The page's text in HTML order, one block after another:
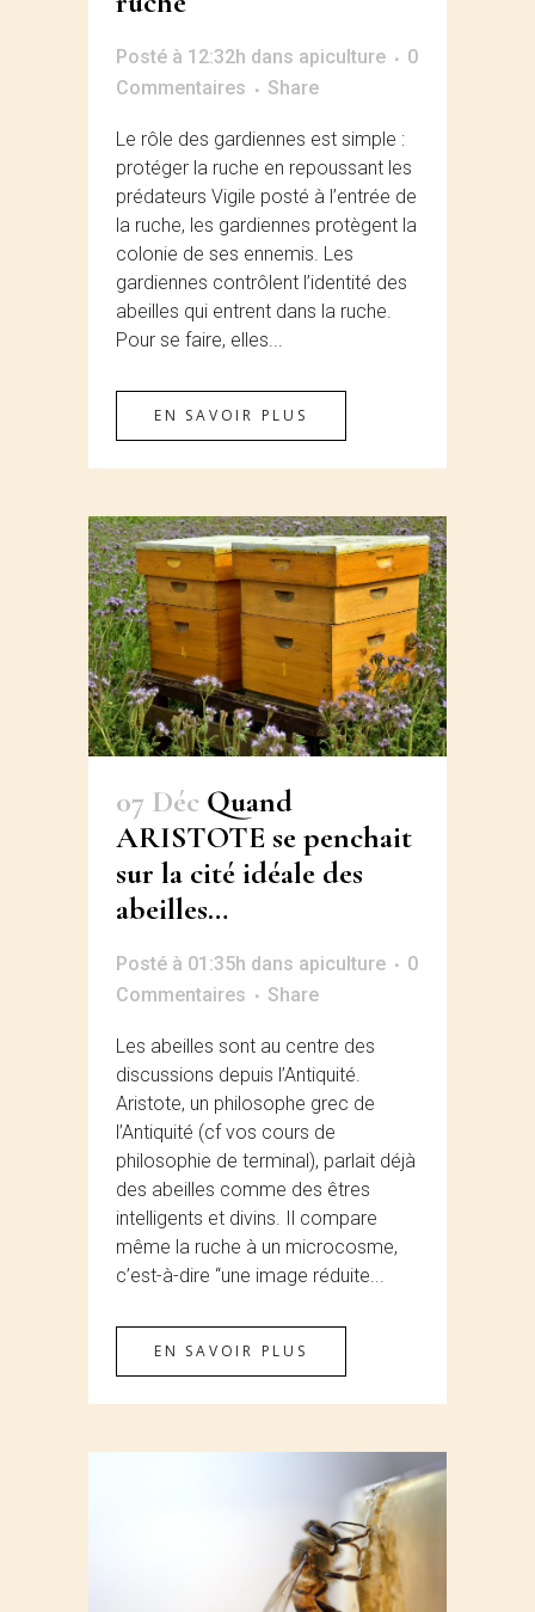
Posté à 12:32h dans apiculture
0
Commentaires
Share
Le rôle des gardiennes est simple :
protéger la ruche en repoussant les
prédateurs Vigile posté à l’entrée de
la ruche, les gardiennes protègent la
colonie de ses ennemis. Les
gardiennes contrôlent l’identité des
abeilles qui entrent dans la ruche.
Pour se faire, elles...
EN SAVOIR PLUS
07 Déc Quand
ARISTOTE se penchait
sur la cité idéale des
abeilles…
Posté à 01:35h dans apiculture
0
Commentaires
Share
Les abeilles sont au centre des
discussions depuis l’Antiquité.
Aristote, un philosophe grec de
l’Antiquité (cf vos cours de
philosophie de terminal), parlait déjà
des abeilles comme des êtres
intelligents et divins. Il compare
même la ruche à un microcosme,
c’est-à-dire “une image réduite...
EN SAVOIR PLUS